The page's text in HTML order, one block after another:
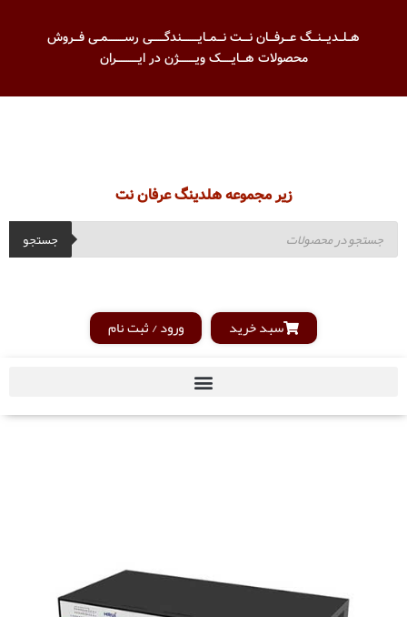
هــلــدیـــنـــگ عـــرفـــان نــــت نـــمــایـــــــــندگـــــــی رســـــــــمــی فـــروش
محصولات هـــایــــــک ویـــــــــژن در ایــــــــــــران
زیر مجموعه هلدینگ عرفان نت
جستجو
سبد خرید ورود / ثبت نام